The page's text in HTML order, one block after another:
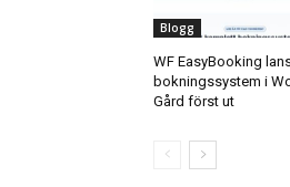
Blogg
WF EasyBooking
bokningssystem i
Gård först ut